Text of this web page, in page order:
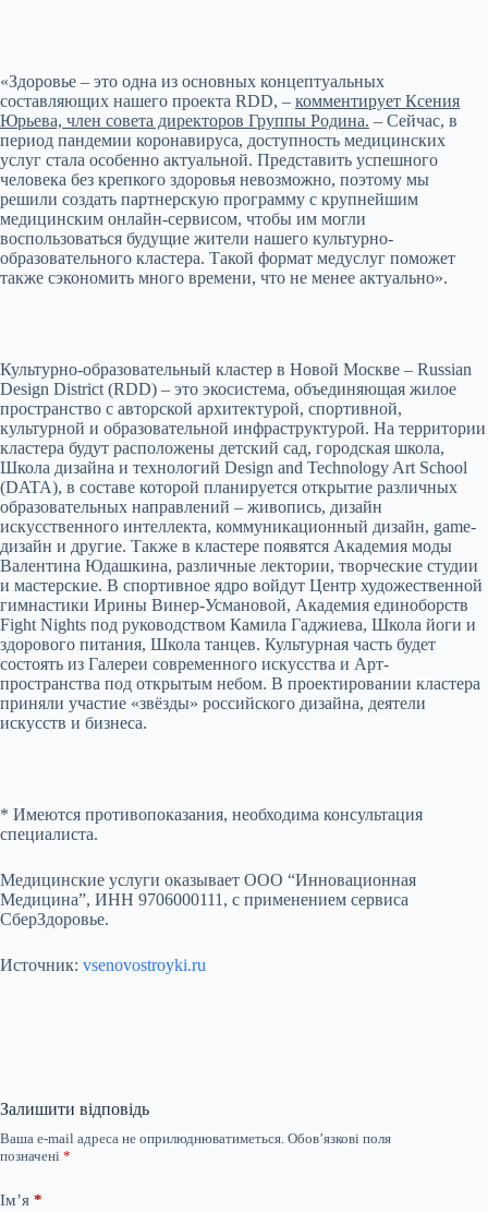
«Здоровье – это одна из основных концептуальных
составляющих нашего проекта RDD, – комментирует Ксения
Юрьева, член совета директоров Группы Родина. – Сейчас, в
период пандемии коронавируса, доступность медицинских
услуг стала особенно актуальной. Представить успешного
человека без крепкого здоровья невозможно, поэтому мы
решили создать партнерскую программу с крупнейшим
медицинским онлайн-сервисом, чтобы им могли
воспользоваться будущие жители нашего культурно-
образовательного кластера. Такой формат медуслуг поможет
также сэкономить много времени, что не менее актуально».
Культурно-образовательный кластер в Новой Москве – Russian
Design District (RDD) – это экосистема, объединяющая жилое
пространство с авторской архитектурой, спортивной,
культурной и образовательной инфраструктурой. На территории
кластера будут расположены детский сад, городская школа,
Школа дизайна и технологий Design and Technology Art School
(DATA), в составе которой планируется открытие различных
образовательных направлений – живопись, дизайн
искусственного интеллекта, коммуникационный дизайн, game-
дизайн и другие. Также в кластере появятся Академия моды
Валентина Юдашкина, различные лектории, творческие студии
и мастерские. В спортивное ядро войдут Центр художественной
гимнастики Ирины Винер-Усмановой, Академия единоборств
Fight Nights под руководством Камила Гаджиева, Школа йоги и
здорового питания, Школа танцев. Культурная часть будет
состоять из Галереи современного искусства и Арт-
пространства под открытым небом. В проектировании кластера
приняли участие «звёзды» российского дизайна, деятели
искусств и бизнеса.
* Имеются противопоказания, необходима консультация
специалиста.
Медицинские услуги оказывает ООО “Инновационная
Медицина”, ИНН 9706000111, с применением сервиса
СберЗдоровье.
Источник: vsenovostroyki.ru
Залишити відповідь
Ваша e-mail адреса не оприлюднюватиметься. Обов’язкові поля
позначені *
Ім’я *